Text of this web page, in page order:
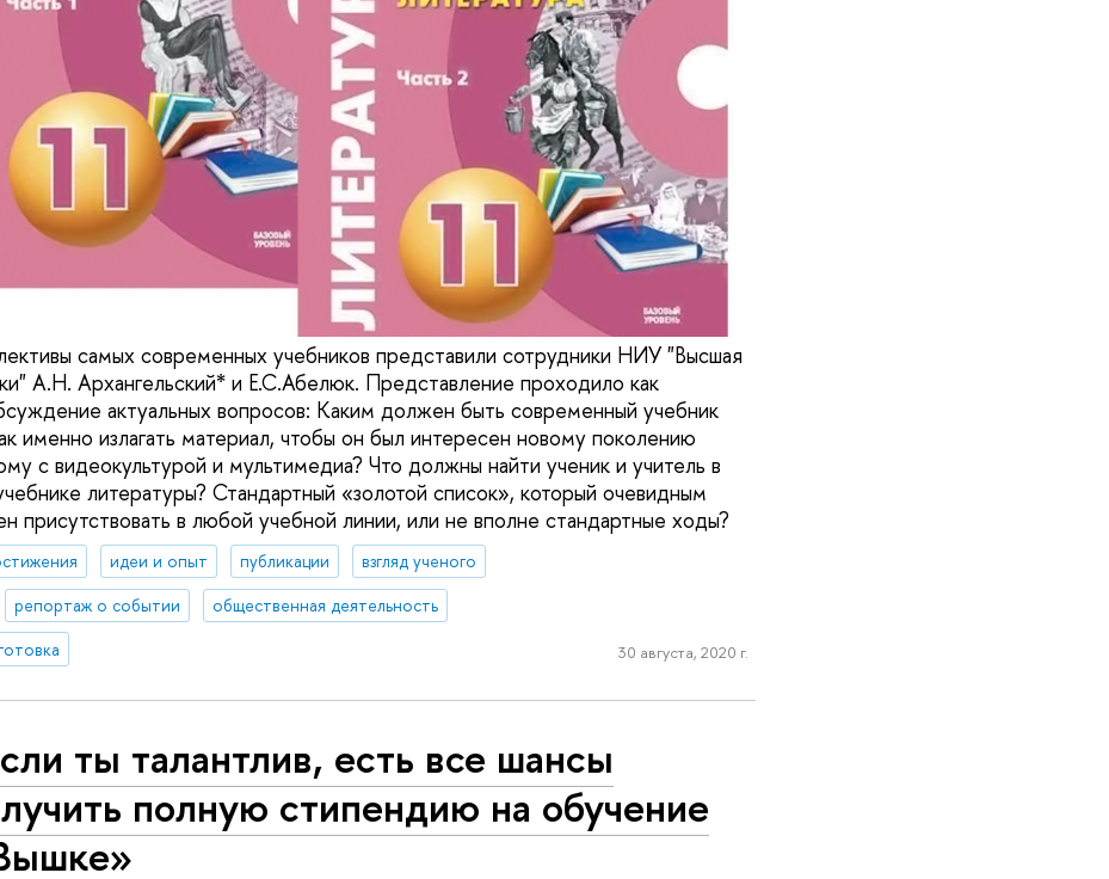
самых современных учебников представили сотрудники НИУ "Высшая
А.Н. Архангельский* и Е.С.Абелюк. Представление проходило как
актуальных вопросов: Каким должен быть современный учебник
именно излагать материал, чтобы он был интересен новому поколению
с видеокультурой и мультимедиа? Что должны найти ученик и учитель в
литературы? Стандартный «золотой список», который очевидным
присутствовать в любой учебной линии, или не вполне стандартные ходы?
идеи и опыт публикации
взгляд ученого
репортаж о событии
общественная деятельность
30 августа, 2020 г.
ты талантлив, есть все шансы
полную стипендию на обучение